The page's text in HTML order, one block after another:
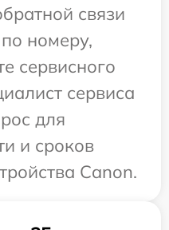
связи
номеру,
сервисного
сервиса
для
и сроков
Canon.